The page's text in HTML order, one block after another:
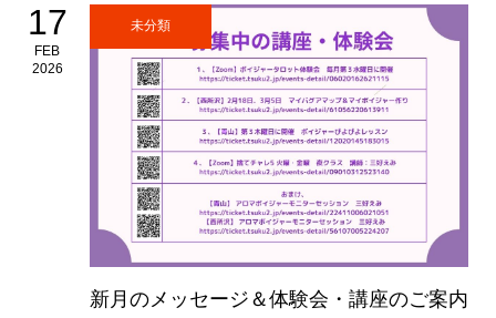
17
FEB
2026
未分類
新月のメッセージ＆体験会・講座のご案内